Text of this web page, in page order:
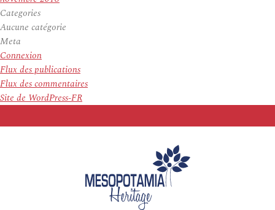
Categories
Aucune catégorie
Meta
Connexion
Flux des publications
Flux des commentaires
Site de WordPress-FR